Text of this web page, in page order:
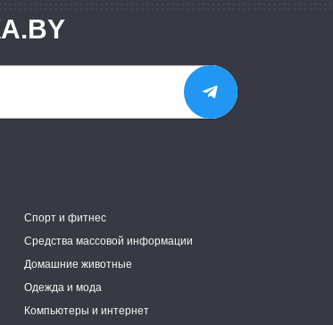
Спорт и фитнес
Средства массовой информации
Домашние животные
Одежда и мода
Компьютеры и интернет